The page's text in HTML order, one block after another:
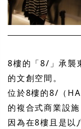
8樓的「8/」承襲
的文創空間。
位於8樓的8/（
的複合式商業設
因為在8樓且是以